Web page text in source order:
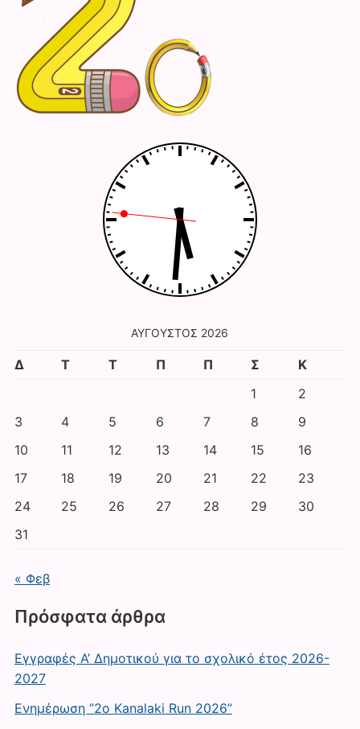
ΑΎΓΟΥΣΤΟΣ 2026
Δ Τ Τ Π Π Σ
Κ
1
2
3
4 5 6 7 8
9
10
11 12 13 14 15
16
17
18 19 20 21 22
23
24
25 26 27 28 29
30
31
« Φεβ
Πρόσφατα άρθρα
Εγγραφές Α’ Δημοτικού για το σχολικό έτος 2026-
2027
Ενημέρωση ‘’2ο Kanalaki Run 2026’’